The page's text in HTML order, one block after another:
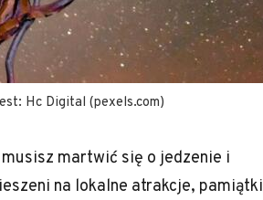
Hc Digital (pexels.com)
martwić się o jedzenie i
na lokalne atrakcje, pamiątki